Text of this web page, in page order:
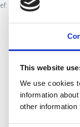
This website
We use cookies
information
other information
2100005103